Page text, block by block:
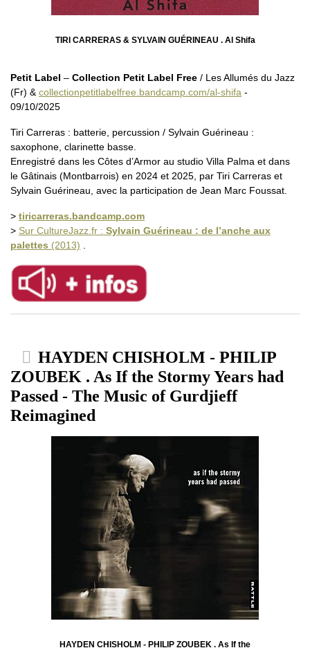
TIRI CARRERAS & SYLVAIN GUÉRINEAU . Al Shifa
Petit Label – Collection Petit Label Free / Les Allumés du Jazz
(Fr) & collectionpetitlabelfree.bandcamp.com/al-shifa -
09/10/2025
Tiri Carreras : batterie, percussion / Sylvain Guérineau :
saxophone, clarinette basse.
Enregistré dans les Côtes d’Armor au studio Villa Palma et dans
le Gâtinais (Montbarrois) en 2024 et 2025, par Tiri Carreras et
Sylvain Guérineau, avec la participation de Jean Marc Foussat.
> tiricarreras.bandcamp.com
> Sur CultureJazz.fr : Sylvain Guérineau : de l’anche aux
palettes (2013)
HAYDEN CHISHOLM - PHILIP
ZOUBEK . As If the Stormy Years had
Passed - The Music of Gurdjieff
Reimagined
HAYDEN CHISHOLM - PHILIP ZOUBEK . As If the